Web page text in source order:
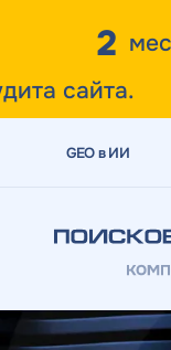
2
сайта.
GEO в ИИ